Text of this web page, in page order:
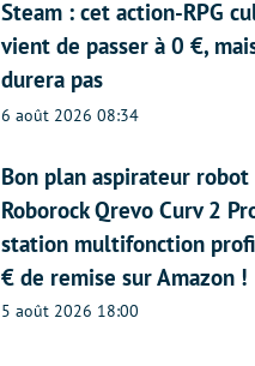
Steam : cet action-RPG
vient de passer à 0 €,
durera pas
6 août 2026 08:34
Bon plan aspirateur robot
Roborock Qrevo Curv 2
station multifonction
€ de remise sur Amazon !
5 août 2026 18:00